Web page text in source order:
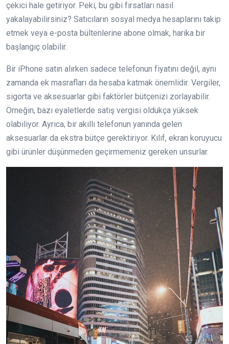
çekici hale getiriyor. Peki, bu gibi fırsatları nasıl
yakalayabilirsiniz? Satıcıların sosyal medya hesaplarını takip
etmek veya e-posta bültenlerine abone olmak, harika bir
başlangıç olabilir.
Bir iPhone satın alırken sadece telefonun fiyatını değil, aynı
zamanda ek masrafları da hesaba katmak önemlidir. Vergiler,
sigorta ve aksesuarlar gibi faktörler bütçenizi zorlayabilir.
Örneğin, bazı eyaletlerde satış vergisi oldukça yüksek
olabiliyor. Ayrıca, bir akıllı telefonun yanında gelen
aksesuarlar da ekstra bütçe gerektiriyor. Kılıf, ekran koruyucu
gibi ürünler düşünmeden geçirmemeniz gereken unsurlar.